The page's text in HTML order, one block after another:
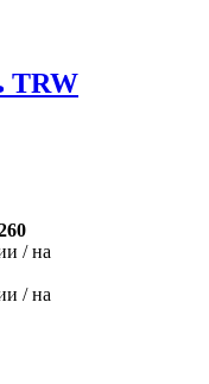
TRW
/ на
/ на